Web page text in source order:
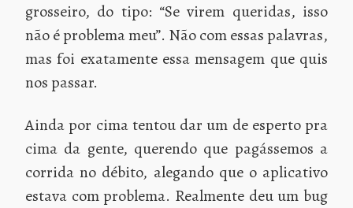
grosseiro, do tipo: “Se virem queridas, isso
não é problema meu”. Não com essas palavras,
mas foi exatamente essa mensagem que quis
nos passar.
Ainda por cima tentou dar um de esperto pra
cima da gente, querendo que pagássemos a
corrida no débito, alegando que o aplicativo
estava com problema. Realmente deu um bug